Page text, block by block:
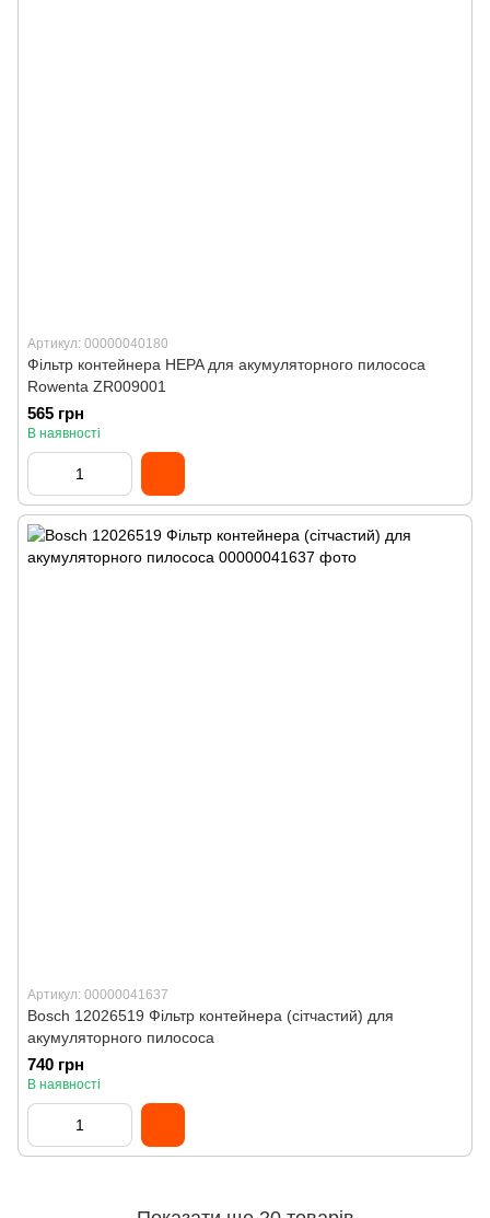
Артикул: 00000040180
Фільтр контейнера HEPA для акумуляторного пилососа
Rowenta ZR009001
565 грн
В наявності
Артикул: 00000041637
Bosch 12026519 Фільтр контейнера (сітчастий) для
акумуляторного пилососа
740 грн
В наявності